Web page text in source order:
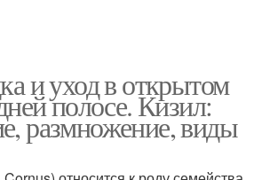
и уход в открытом
полосе. Кизил:
размножение, виды